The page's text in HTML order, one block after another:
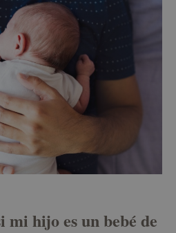
mi hijo es un bebé de